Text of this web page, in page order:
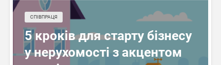
СПІВПРАЦЯ
5 кроків для старту бізнесу
у нерухомості з акцентом